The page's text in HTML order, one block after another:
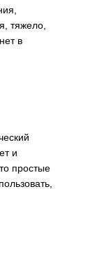
тяжело,
в
и
простые